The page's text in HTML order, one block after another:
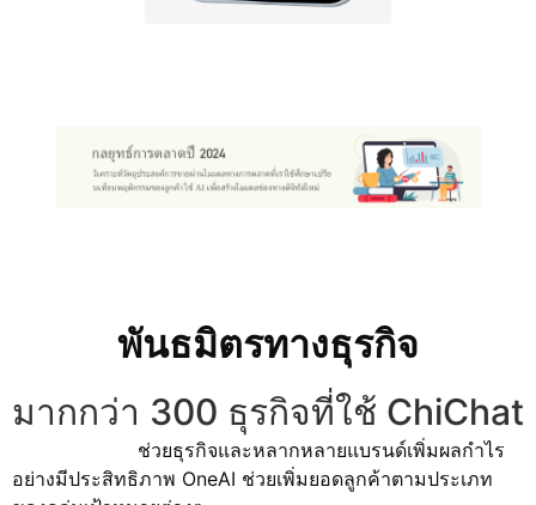
พันธมิตรทางธุรกิจ
มากกว่า 300 ธุรกิจที่ใช้ ChiChat
ช่วยธุรกิจและหลากหลายแบรนด์เพิ่มผลกำไร
อย่างมีประสิทธิภาพ OneAI ช่วยเพิ่มยอดลูกค้าตามประเภท